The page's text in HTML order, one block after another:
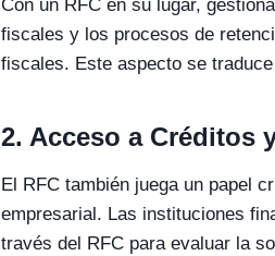
Con un RFC en su lugar,
fiscales y los procesos de
fiscales. Este aspecto se
2. Acceso a Créditos
El RFC también juega un papel
empresarial. Las instituciones
través del RFC para evaluar la